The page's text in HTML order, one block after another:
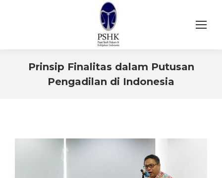
Prinsip Finalitas dalam Putusan
Pengadilan di Indonesia